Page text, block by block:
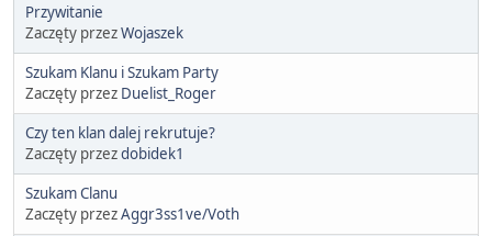
Przywitanie
Zaczęty przezWojaszek
Szukam Klanu i Szukam Party
Zaczęty przez Duelist_Roger
Czy ten klan dalej rekrutuje?
Zaczęty przezdobidek1
Szukam Clanu
Zaczęty przezAggr3ss1ve/Voth